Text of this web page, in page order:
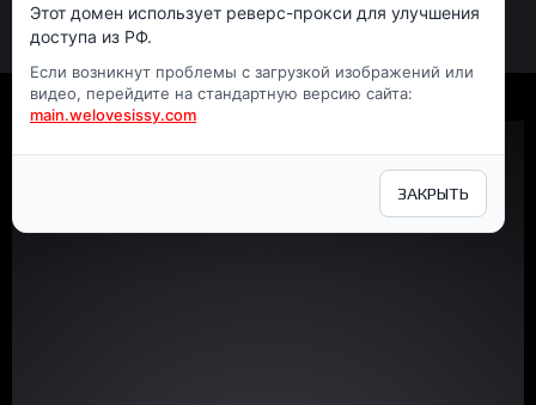
Этот домен использует реверс-прокси для улучшения
доступа из РФ.
Если возникнут проблемы с загрузкой изображений или
видео, перейдите на стандартную версию сайта:
main.welovesissy.com
ЗАКРЫТЬ